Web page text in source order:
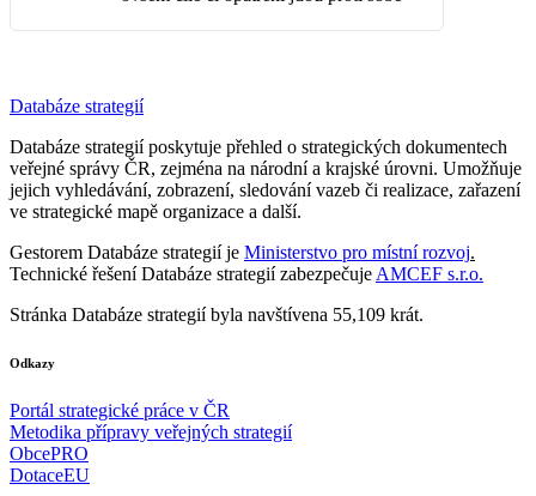
Databáze strategií
Databáze strategií poskytuje přehled o strategických dokumentech
veřejné správy ČR, zejména na národní a krajské úrovni. Umožňuje
jejich vyhledávání, zobrazení, sledování vazeb či realizace, zařazení
ve strategické mapě organizace a další.
Gestorem Databáze strategií je Ministerstvo pro místní rozvoj.
Technické řešení Databáze strategií zabezpečuje AMCEF s.r.o.
Stránka Databáze strategií byla navštívena 55,109 krát.
Odkazy
Portál strategické práce v ČR
Metodika přípravy veřejných strategií
ObcePRO
DotaceEU